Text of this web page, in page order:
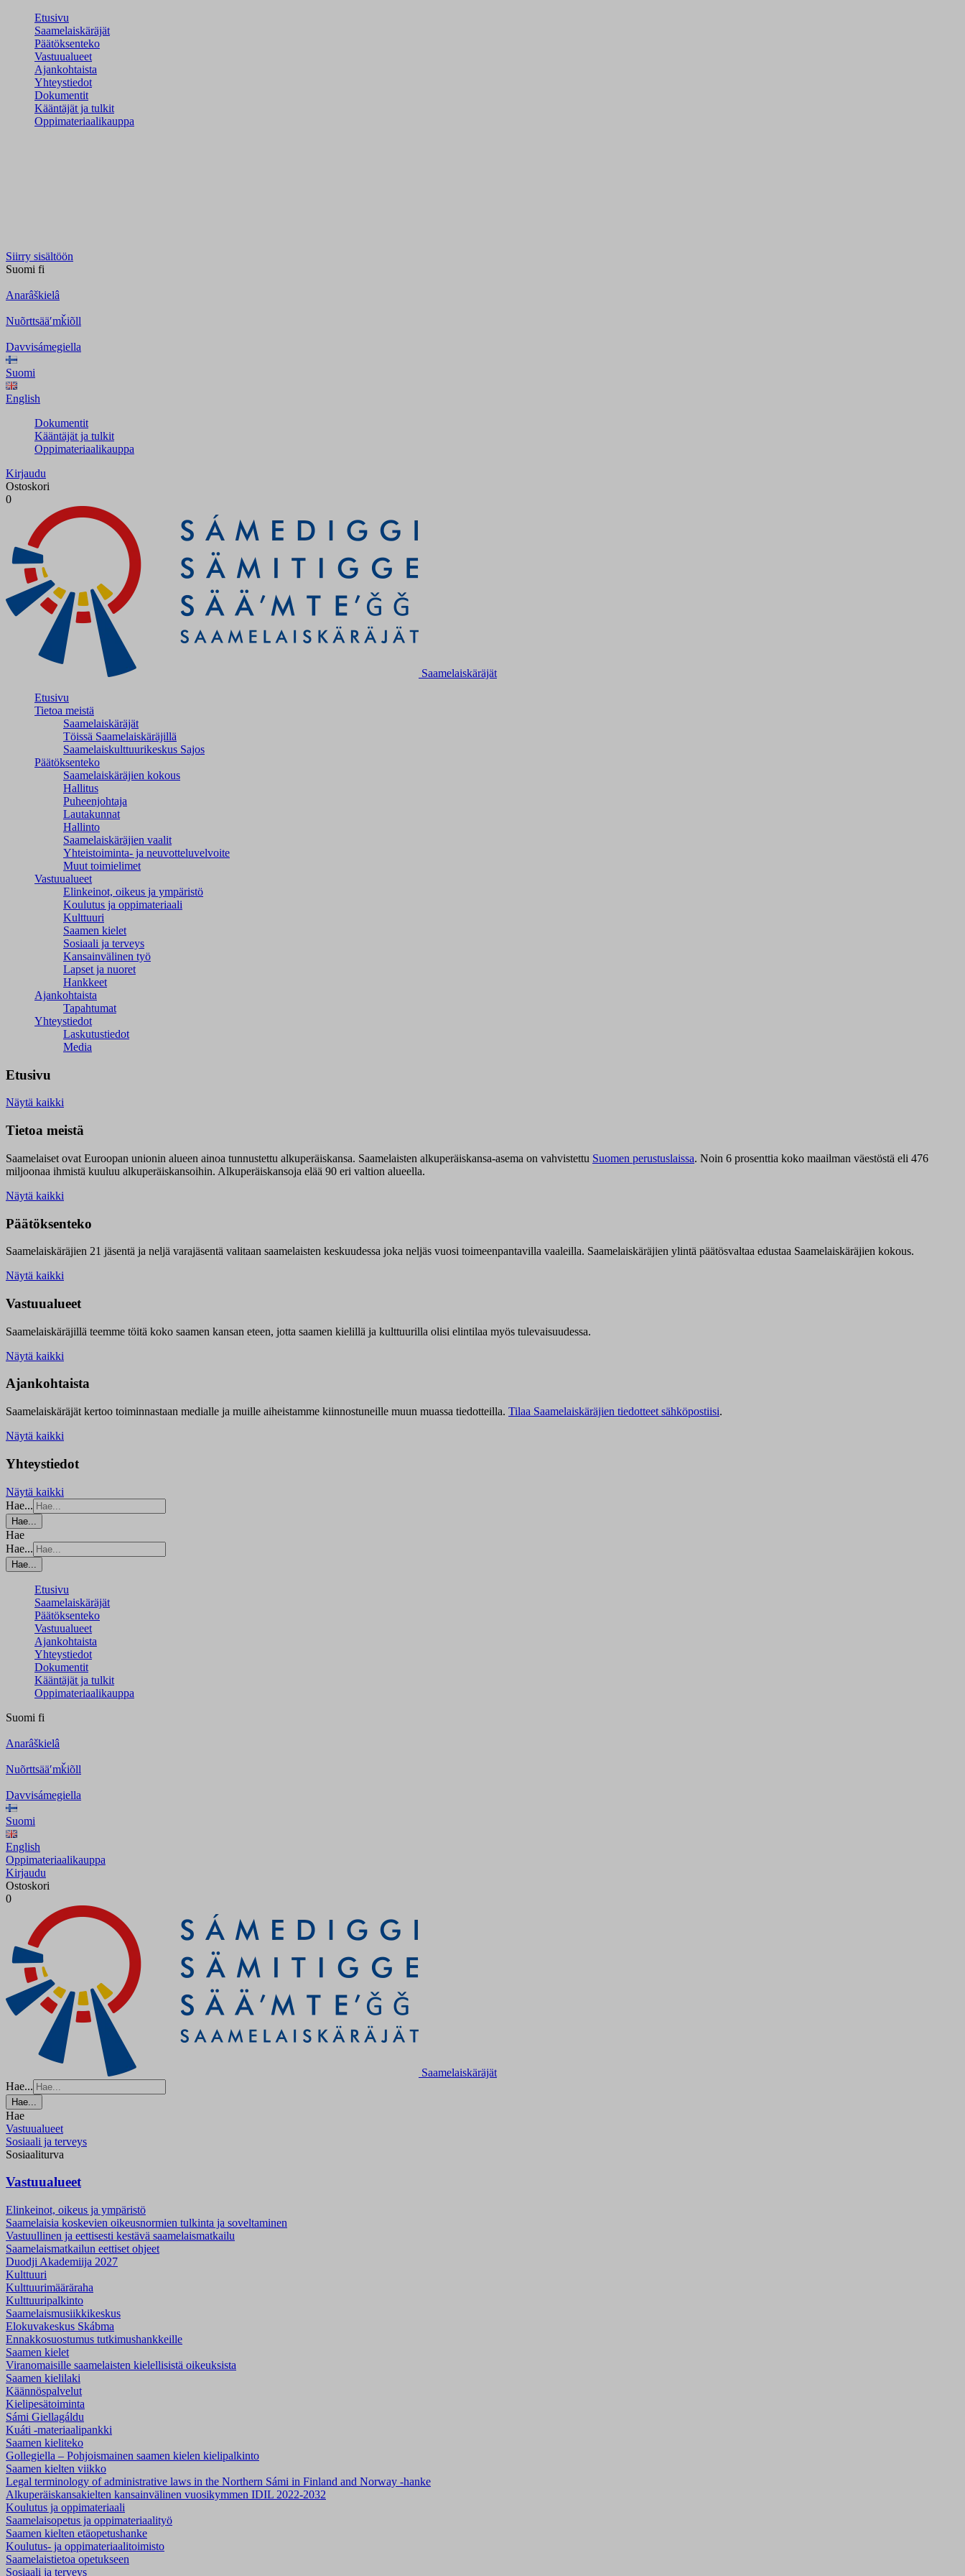
Etusivu
Saamelaiskäräjät
Päätöksenteko
Vastuualueet
Ajankohtaista
Yhteystiedot
Dokumentit
Kääntäjät ja tulkit
Oppimateriaalikauppa
Siirry sisältöön
Suomi fi
Anarâškielâ
Nuõrttsääʹmǩiõll
Davvisámegiella
Suomi
English
Dokumentit
Kääntäjät ja tulkit
Oppimateriaalikauppa
Kirjaudu
Ostoskori
0
Saamelaiskäräjät
Etusivu
Tietoa meistä
Saamelaiskäräjät
Töissä Saamelaiskäräjillä
Saamelaiskulttuuri­keskus Sajos
Päätöksenteko
Saamelaiskäräjien kokous
Hallitus
Puheenjohtaja
Lautakunnat
Hallinto
Saamelaiskäräjien vaalit
Yhteistoiminta- ja neuvotteluvelvoite
Muut toimielimet
Vastuualueet
Elinkeinot, oikeus ja ympäristö
Koulutus ja oppimateriaali
Kulttuuri
Saamen kielet
Sosiaali ja terveys
Kansainvälinen työ
Lapset ja nuoret
Hankkeet
Ajankohtaista
Tapahtumat
Yhteystiedot
Laskutustiedot
Media
Etusivu
Näytä kaikki
Tietoa meistä
Saamelaiset ovat Euroopan unionin alueen ainoa tunnustettu alkuperäiskansa. Saamelaisten alkuperäiskansa-asema on vahvistettu Suomen perustuslaissa. Noin 6 prosenttia koko maailman väestöstä eli 476
miljoonaa ihmistä kuuluu alkuperäiskansoihin. Alkuperäiskansoja elää 90 eri valtion alueella.
Näytä kaikki
Päätöksenteko
Saamelaiskäräjien 21 jäsentä ja neljä varajäsentä valitaan saamelaisten keskuudessa joka neljäs vuosi toimeenpantavilla vaaleilla. Saamelaiskäräjien ylintä päätösvaltaa edustaa Saamelaiskäräjien kokous.
Näytä kaikki
Vastuualueet
Saamelaiskäräjillä teemme töitä koko saamen kansan eteen, jotta saamen kielillä ja kulttuurilla olisi elintilaa myös tulevaisuudessa.
Näytä kaikki
Ajankohtaista
Saamelaiskäräjät kertoo toiminnastaan medialle ja muille aiheistamme kiinnostuneille muun muassa tiedotteilla. Tilaa Saamelaiskäräjien tiedotteet sähköpostiisi.
Näytä kaikki
Yhteystiedot
Näytä kaikki
Hae...
Hae...
Hae
Hae...
Hae...
Etusivu
Saamelaiskäräjät
Päätöksenteko
Vastuualueet
Ajankohtaista
Yhteystiedot
Dokumentit
Kääntäjät ja tulkit
Oppimateriaalikauppa
Suomi fi
Anarâškielâ
Nuõrttsääʹmǩiõll
Davvisámegiella
Suomi
English
Oppimateriaalikauppa
Kirjaudu
Ostoskori
0
Saamelaiskäräjät
Hae...
Hae...
Hae
Vastuualueet
Sosiaali ja terveys
Sosiaaliturva
Vastuualueet
Elinkeinot, oikeus ja ympäristö
Saamelaisia koskevien oikeusnormien tulkinta ja soveltaminen
Vastuullinen ja eettisesti kestävä saamelaismatkailu
Saamelaismatkailun eettiset ohjeet
Duodji Akademiija 2027
Kulttuuri
Kulttuurimääräraha
Kulttuuripalkinto
Saamelaismusiikki­keskus
Elokuvakeskus Skábma
Ennakkosuostumus tutkimushankkeille
Saamen kielet
Viranomaisille saamelaisten kielellisistä oikeuksista
Saamen kielilaki
Käännöspalvelut
Kielipesätoiminta
Sámi Giellagáldu
Kuáti -materiaalipankki
Saamen kieliteko
Gollegiella – Pohjoismainen saamen kielen kielipalkinto
Saamen kielten viikko
Legal terminology of administrative laws in the Northern Sámi in Finland and Norway -hanke
Alkuperäiskansakielten kansainvälinen vuosikymmen IDIL 2022-2032
Koulutus ja oppimateriaali
Saamelaisopetus ja oppimateriaalityö
Saamen kielten etäopetushanke
Koulutus- ja oppimateriaalitoimisto
Saamelaistietoa opetukseen
Sosiaali ja terveys